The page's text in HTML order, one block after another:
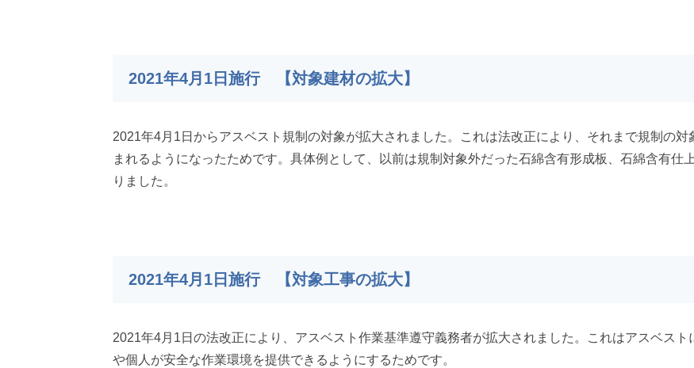
2021年4月1日施行 【対象建材の拡大】
2021年4月1日からアスベスト規制の対象が拡大されました。これは法改正により、それまで規制の
まれるようになったためです。具体例として、以前は規制対象外だった石綿含有形成板、石綿含有仕
りました。
2021年4月1日施行 【対象工事の拡大】
2021年4月1日の法改正により、アスベスト作業基準遵守義務者が拡大されました。これはアスベス
や個人が安全な作業環境を提供できるようにするためです。